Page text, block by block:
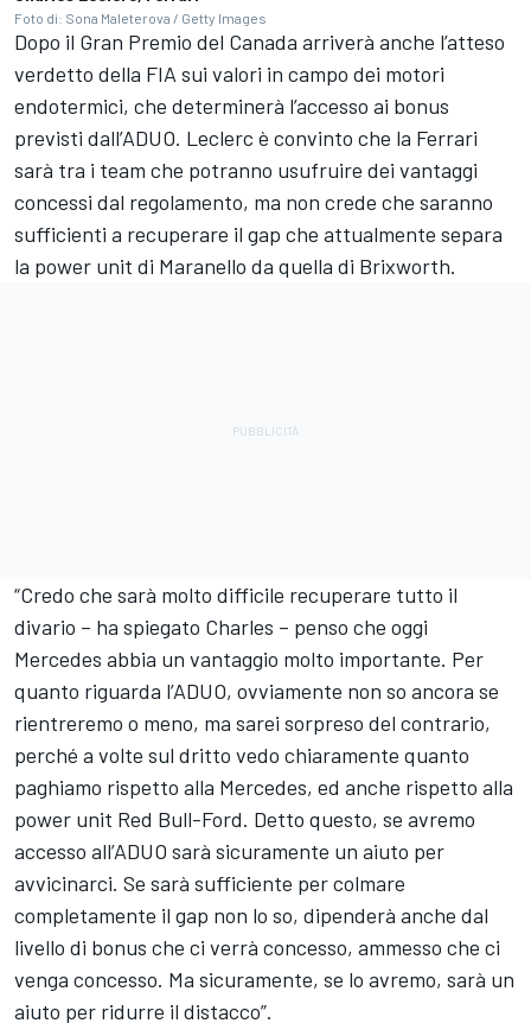
Foto di: Sona Maleterova / Getty Images
Dopo il Gran Premio del Canada arriverà anche l’atteso
verdetto della FIA sui valori in campo dei motori
endotermici, che determinerà l’accesso ai bonus
previsti dall’ADUO. Leclerc è convinto che la Ferrari
sarà tra i team che potranno usufruire dei vantaggi
concessi dal regolamento, ma non crede che saranno
sufficienti a recuperare il gap che attualmente separa
la power unit di Maranello da quella di Brixworth.
“Credo che sarà molto difficile recuperare tutto il
divario – ha spiegato Charles – penso che oggi
Mercedes abbia un vantaggio molto importante. Per
quanto riguarda l’ADUO, ovviamente non so ancora se
rientreremo o meno, ma sarei sorpreso del contrario,
perché a volte sul dritto vedo chiaramente quanto
paghiamo rispetto alla Mercedes, ed anche rispetto alla
power unit Red Bull-Ford. Detto questo, se avremo
accesso all’ADUO sarà sicuramente un aiuto per
avvicinarci. Se sarà sufficiente per colmare
completamente il gap non lo so, dipenderà anche dal
livello di bonus che ci verrà concesso, ammesso che ci
venga concesso. Ma sicuramente, se lo avremo, sarà un
aiuto per ridurre il distacco”.